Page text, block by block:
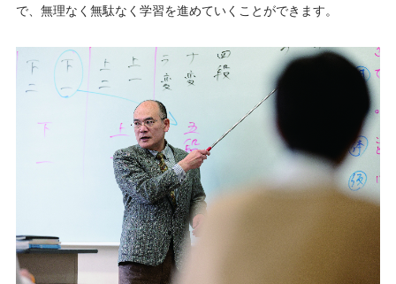
で、無理なく無駄なく学習を進めていくことができます。